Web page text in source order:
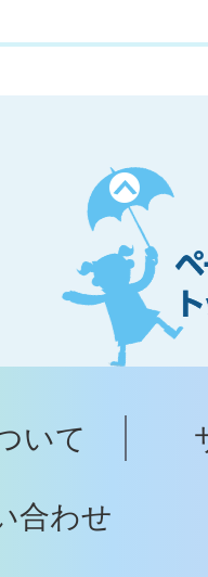
ペ
ー
ジ
ト
ッ
へ
いて
合わせ